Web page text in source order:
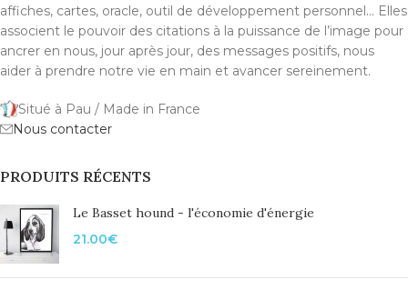
affiches, cartes, oracle, outil de développement personnel... Elles
associent le pouvoir des citations à la puissance de l’image pour
ancrer en nous, jour après jour, des messages positifs, nous
aider à prendre notre vie en main et avancer sereinement.
Situé à Pau / Made in France
Nous contacter
PRODUITS RÉCENTS
Le Basset hound - l'économie d'énergie
21.00€